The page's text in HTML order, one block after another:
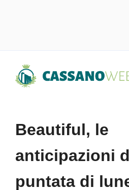
Beautiful, le
anticipazioni
puntata di